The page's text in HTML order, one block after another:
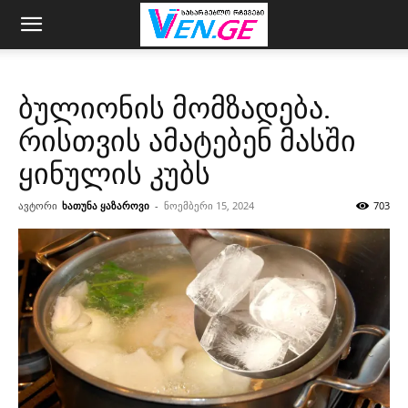
ბულიონის მომზადება.
რისთვის ამატებენ მასში
ყინულის კუბს
ავტორი ხათუნა ყაზაროვი - ნოემბერი 15, 2024 703